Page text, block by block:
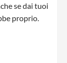
se dai tuoi
proprio.